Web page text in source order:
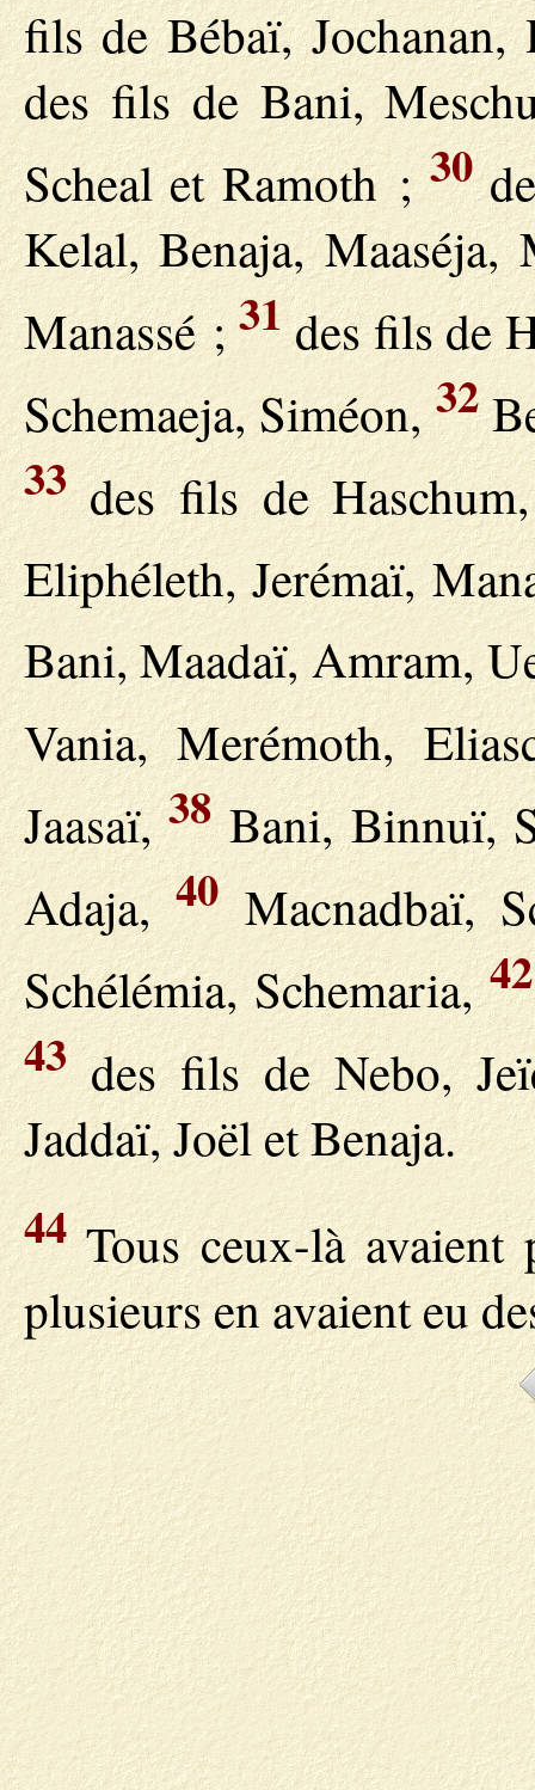
fils de Bébaï,
des fils de Bani,
Scheal et Ramoth ;30
Kelal, Benaja, Maaséja,
Manassé ;31des fils de
Schemaeja, Siméon,32
33des fils de
Eliphéleth, Jerémaï,
Bani, Maadaï, Amram,
Vania, Merémoth,
Jaasaï,38Bani, Binnuï,
Adaja,40Macnadbaï,
Schélémia, Schemaria,42
43des fils de Nebo,
Jaddaï, Joël et Benaja.
44Tous ceux-là avaient
plusieurs en avaient eu